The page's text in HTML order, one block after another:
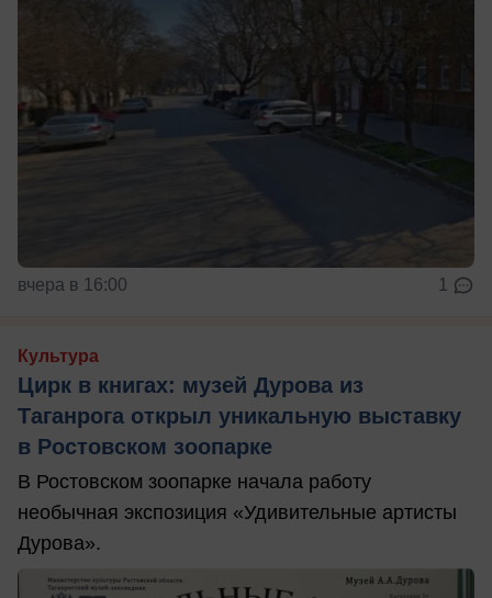
вчера в 16:00 1
Культура
Цирк в книгах: музей Дурова из
Таганрога открыл уникальную выставку
в Ростовском зоопарке
В Ростовском зоопарке начала работу
необычная экспозиция «Удивительные артисты
Дурова».